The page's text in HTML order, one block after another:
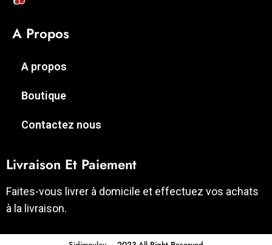
A Propos
A propos
Boutique
Contactez nous
Livraison Et Paiement
Faites-vous livrer à domicile et effectuez vos achats
à la livraison.